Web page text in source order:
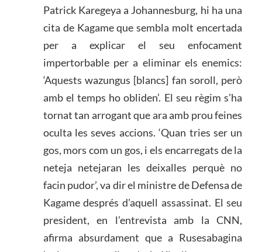
Patrick Karegeya a Johannesburg, hi ha una
cita de Kagame que sembla molt encertada
per a explicar el seu enfocament
impertorbable per a eliminar els enemics:
‘Aquests wazungus [blancs] fan soroll, però
amb el temps ho obliden’. El seu règim s’ha
tornat tan arrogant que ara amb prou feines
oculta les seves accions. ‘Quan tries ser un
gos, mors com un gos, i els encarregats de la
neteja netejaran les deixalles perquè no
facin pudor’, va dir el ministre de Defensa de
Kagame després d’aquell assassinat. El seu
president, en l’entrevista amb la CNN,
afirma absurdament que a Rusesabagina